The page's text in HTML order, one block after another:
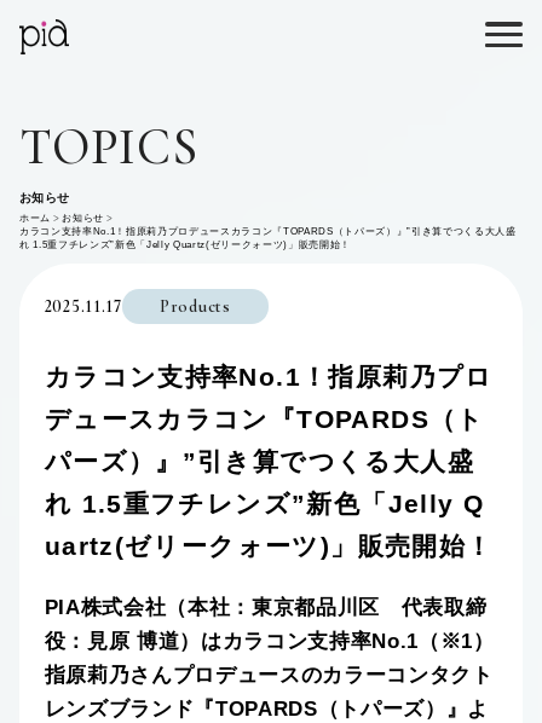
TOPICS
お知らせ
ホーム
お知らせ
カラコン支持率No.1！指原莉乃プロデュースカラコン『TOPARDS（トパーズ）』”引き算でつくる大人盛
れ 1.5重フチレンズ”新色「Jelly Quartz(ゼリークォーツ)」販売開始！
2025.11.17 Products
カラコン支持率No.1！指原莉乃プロ
デュースカラコン『TOPARDS（ト
パーズ）』”引き算でつくる大人盛
れ 1.5重フチレンズ”新色「Jelly Q
uartz(ゼリークォーツ)」販売開始！
PIA株式会社（本社：東京都品川区 代表取締
役：見原 博道）はカラコン支持率No.1（※1）
指原莉乃さんプロデュースのカラーコンタクト
レンズブランド『TOPARDS（トパーズ）』よ